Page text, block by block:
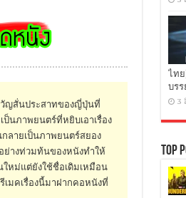
ญสั่นประสาทของญี่ปุ่นที่
นภาพยนตร์ที่หยิบเอาเรื่อง
ลายเป็นภาพยนตร์สยอง
ย่างท่วมท้นของหนังทำให้
หม่แต่ยังใช้ชื่อเดิมเหมือน
มคเรื่องนี้มาฝากคอหนังที่
ไท
บร
3
Top